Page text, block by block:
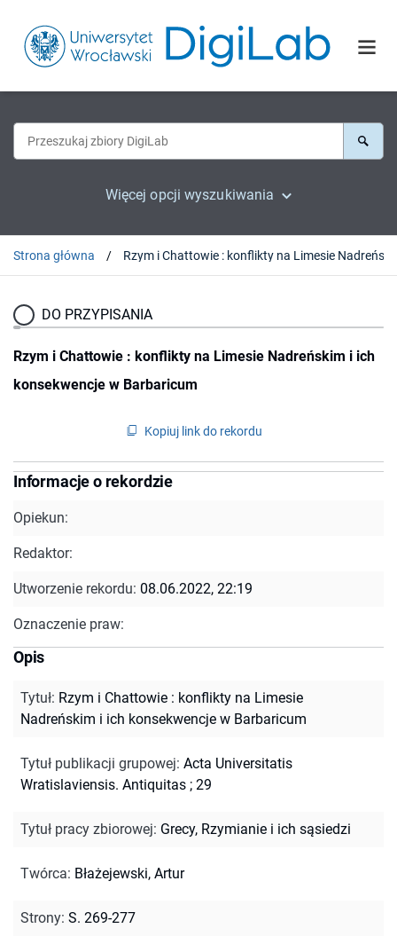
Więcej opcji wyszukiwania
Strona główna
DO PRZYPISANIA
Rzym i Chattowie : konflikty na Limesie Nadreńskim i ich
konsekwencje w Barbaricum
Kopiuj link do rekordu
Informacje o rekordzie
Opiekun:
Redaktor:
Utworzenie rekordu: 08.06.2022, 22:19
Oznaczenie praw:
Opis
Tytuł: Rzym i Chattowie : konflikty na Limesie
Nadreńskim i ich konsekwencje w Barbaricum
Tytuł publikacji grupowej: Acta Universitatis
Wratislaviensis. Antiquitas ; 29
Tytuł pracy zbiorowej: Grecy, Rzymianie i ich sąsiedzi
Twórca: Błażejewski, Artur
Strony: S. 269-277